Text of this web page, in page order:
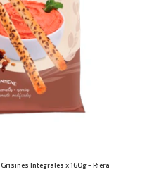
Grisines Integrales x 160g - Riera